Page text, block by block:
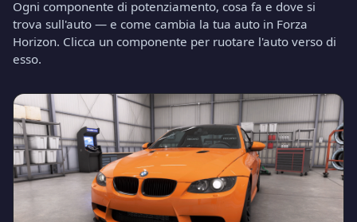
Ogni componente di potenziamento, cosa fa e dove si
trova sull'auto — e come cambia la tua auto in Forza
Horizon. Clicca un componente per ruotare l'auto verso di
esso.